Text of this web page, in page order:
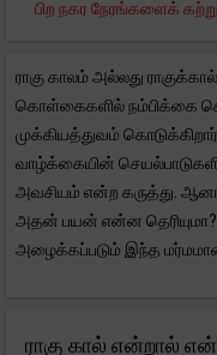
பிற நகர நேரங்களைக்
ராகு காலம் அல்லது
கொள்கைகளில் நம்பிக்கை
முக்கியத்துவம்
வாழ்க்கையின்
அவசியம் என்ற கருத்து.
அதன் பயன் என்ன
அழைக்கப்படும் இந்த
ராகு கால் என்றால்